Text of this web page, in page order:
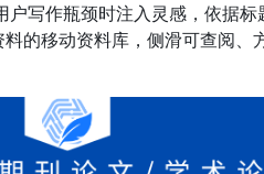
写作瓶颈时注入灵感，依据
的移动资料库，侧滑可查阅、